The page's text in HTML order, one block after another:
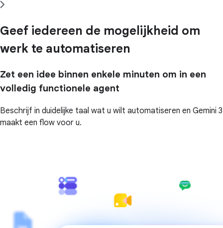
Geef iedereen de mogelijkheid om
werk te automatiseren
Zet een idee binnen enkele minuten om in een
volledig functionele agent
Beschrijf in duidelijke taal wat u wilt automatiseren en Gemini 3
maakt een flow voor u.